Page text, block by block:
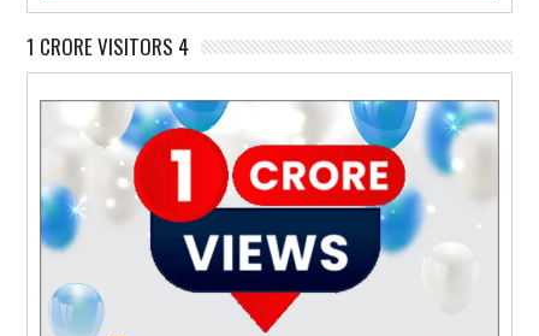
1 CRORE VISITORS 4